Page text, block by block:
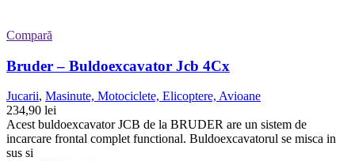
Compară
Bruder – Buldoexcavator Jcb 4Cx
Jucarii, Masinute, Motociclete, Elicoptere, Avioane
234,90 lei
Acest buldoexcavator JCB de la BRUDER are un sistem de
incarcare frontal complet functional. Buldoexcavatorul se misca in
sus si